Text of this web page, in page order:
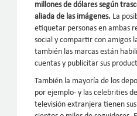
millones de dólares según
aliada de las imágenes. La
etiquetar personas en ambas
social y compartir con amigos
también las marcas están
cuentas y publicitar sus
También la mayoría de los
por ejemplo- y las celebrities
televisión extranjera tienen